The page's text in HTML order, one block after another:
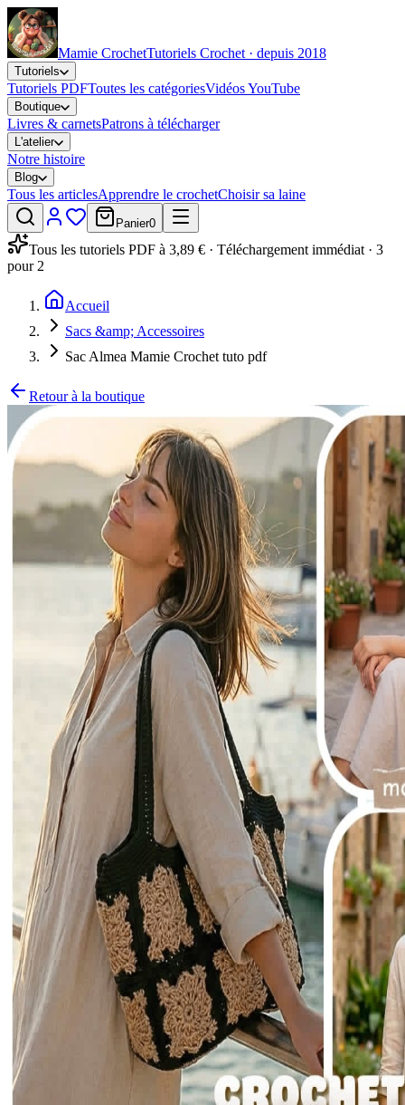
Mamie CrochetTutoriels Crochet · depuis 2018
Tutoriels
Tutoriels PDFToutes les catégoriesVidéos YouTube
Boutique
Livres & carnetsPatrons à télécharger
L'atelier
Notre histoire
Blog
Tous les articlesApprendre le crochetChoisir sa laine
Panier0
Tous les tutoriels PDF à 3,89 € · Téléchargement immédiat · 3
pour 2
Accueil
Sacs &amp; Accessoires
Sac Almea Mamie Crochet tuto pdf
Retour à la boutique